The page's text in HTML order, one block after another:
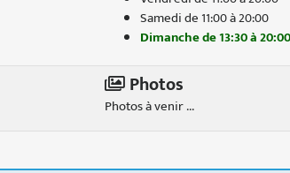
Samedi de 11:00 à 20:00
Dimanche de 13:30 à 20:00
Photos
Photos à venir ...